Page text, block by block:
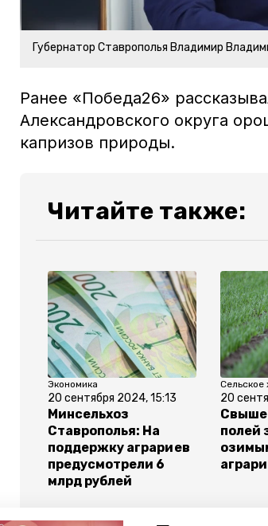
Губернатор Ставрополья Владимир
Ранее «Победа26»
Александровского округа
капризов природы.
Читайте также:
Экономика
20 сентября 2024, 15:13
Минсельхоз
Ставрополья: На
поддержку аграриев
предусмотрели 6
млрд рублей
Сельское
20
Свыше
полей